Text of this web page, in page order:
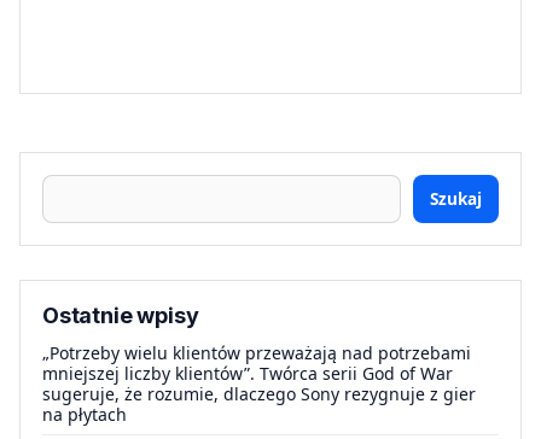
Szukaj
Ostatnie wpisy
„Potrzeby wielu klientów przeważają nad potrzebami
mniejszej liczby klientów”. Twórca serii God of War
sugeruje, że rozumie, dlaczego Sony rezygnuje z gier
na płytach